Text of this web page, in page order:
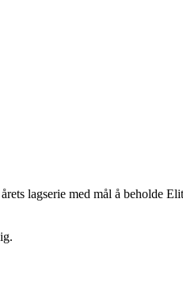
lagserie med mål å beholde